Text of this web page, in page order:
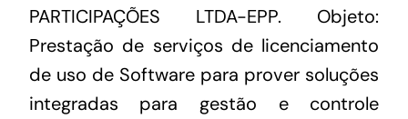
PARTICIPAÇÕES LTDA-EPP. Objeto:
Prestação de serviços de licenciamento
de uso de Software para prover soluções
integradas para gestão e controle